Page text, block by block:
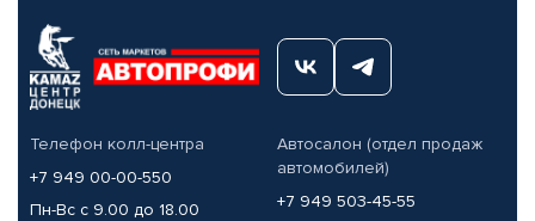
Телефон колл-центра
+7 949 00-00-550
Пн-Вс с 9.00 до 18.00
Автосалон (отдел продаж
автомобилей)
+7 949 503-45-55